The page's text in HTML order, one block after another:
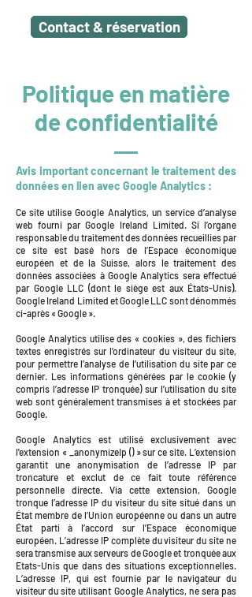
Contact & réservation
Politique en matière
de confidentialité
Avis important concernant le traitement des
données en lien avec Google Analytics :
Ce site utilise Google Analytics, un service d’analyse
web fourni par Google Ireland Limited. Si l’organe
responsable du traitement des données recueillies par
ce site est basé hors de l’Espace économique
européen et de la Suisse, alors le traitement des
données associées à Google Analytics sera effectué
par Google LLC (dont le siège est aux États-Unis).
Google Ireland Limited et Google LLC sont dénommés
ci-après « Google ».
Google Analytics utilise des « cookies », des fichiers
textes enregistrés sur l’ordinateur du visiteur du site,
pour permettre l’analyse de l’utilisation du site par ce
dernier. Les informations générées par le cookie (y
compris l’adresse IP tronquée) sur l’utilisation du site
web sont généralement transmises à et stockées par
Google.
Google Analytics est utilisé exclusivement avec
l'extension « _anonymizeIp () » sur ce site. L’extension
garantit une anonymisation de l’adresse IP par
troncature et exclut de ce fait toute référence
personnelle directe. Via cette extension, Google
tronque l’adresse IP du visiteur du site situé dans un
État membre de l’Union européenne ou dans un autre
État parti à l’accord sur l’Espace économique
européen. L’adresse IP complète du visiteur du site ne
sera transmise aux serveurs de Google et tronquée aux
Etats-Unis que dans des situations exceptionnelles.
L’adresse IP, qui est fournie par le navigateur du
visiteur du site utilisant Google Analytics, ne sera pas